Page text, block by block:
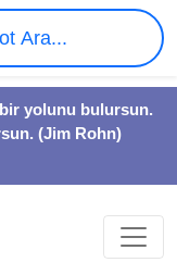
yolunu bulursun.
(Jim Rohn)
Ara...